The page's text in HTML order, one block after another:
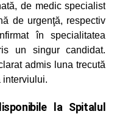
de medic specialist
de urgenţă, respectiv
în specialitatea
un singur candidat.
admis luna trecută
interviului.
la Spitalul